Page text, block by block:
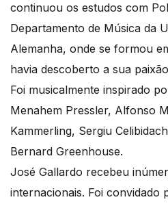
continuou os estudos com
Departamento de Música da
Alemanha, onde se formou
havia descoberto a sua
Foi musicalmente inspirado
Menahem Pressler, Alfonso
Kammerling, Sergiu
Bernard Greenhouse.
José Gallardo recebeu
internacionais. Foi convidado